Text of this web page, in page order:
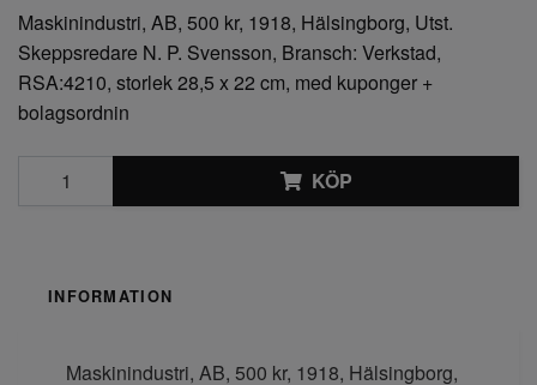
Maskinindustri, AB, 500 kr, 1918, Hälsingborg, Utst.
Skeppsredare N. P. Svensson, Bransch: Verkstad,
RSA:4210, storlek 28,5 x 22 cm, med kuponger +
bolagsordnin
KÖP
INFORMATION
Maskinindustri, AB, 500 kr, 1918, Hälsingborg,